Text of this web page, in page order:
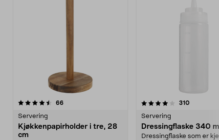
66anmeldelser
Servering
Kjøkkenpapirholder i tre, 28
cm
4.0 av 5 stjerner 310
Servering
Dressingflaske 340
Dressingflaske som er
4.5 av 5 stjerner